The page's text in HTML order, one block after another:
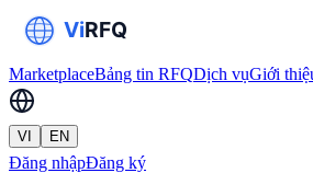
MarketplaceBảng tin RFQDịch vụGiới
VI EN
Đăng nhậpĐăng ký